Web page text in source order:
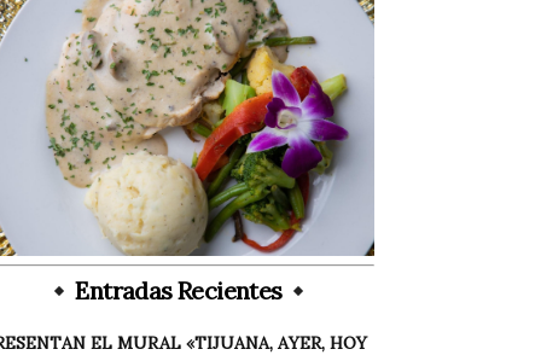
Entradas Recientes
EL MURAL «TIJUANA, AYER, HOY